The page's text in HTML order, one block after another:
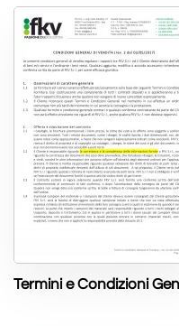
Termini e Condizioni